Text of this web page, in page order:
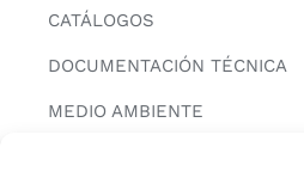
CATÁLOGOS
DOCUMENTACIÓN TÉCNICA
MEDIO AMBIENTE